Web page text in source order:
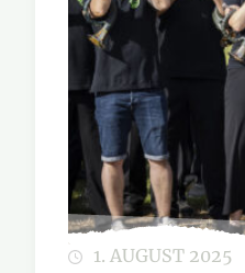
1. AUGUST 2025